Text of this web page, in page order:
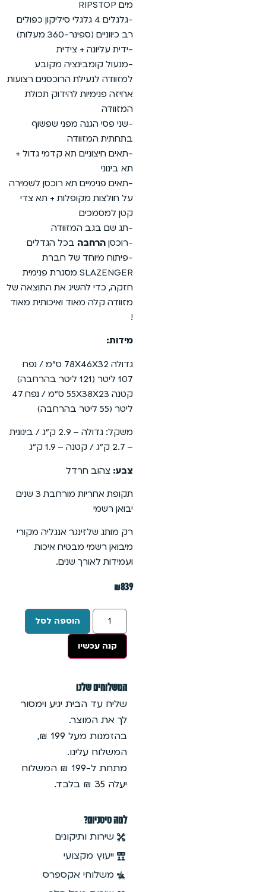
-גלגלים 4 גלגלי סיליקון כפולים
רב כיווניים (ספינר-360 מעלות)
-ידית עליונה + צידית
-מנעול קומבינציה מקובע
למזוודה לנעילת הרוכסנים רצועות
אחיזה פנימיות להידוק תכולת
-שני פסי הגנה מפני שפשוף
בתחתית המזוודה
-תאים חיצוניים תא קדמי גדול +
-תאים פנימיים תא רוכסן לשמירה
על חולצות מקופלות + תא צדי
קטן למסמכים
-תג שם בגב המזוודה
הרחבהבכל הגדלים
-פיתוח מיוחד של חברת
SLAZENGER מסגרת פנימית
חזקה, כדי להשיג את התוצאה של
מזוודה קלה מאוד ואיכותית מאוד
גדולה 78X46X32 ס”מ / נפח
קטנה 55X38X23 ס”מ / נפח 47
משקל: גדולה – 2.9 ק”ג / בינונית
צהוב חרדל
תקופת אחריות מורחבת 3 שנים
יבואן רשמי
רק מותג שלזינגר אנגליה מקורי
מיבואן רשמי מבטיח איכות
ועמידות לאורך שנים.
הוספה לסל
קנה עכשיו
המשלוחים שלנו
שליח עד הבית יגיע וימסור
לך את המוצר.
בהזמנות מעל 199 ₪,
המשלוח עלינו.
מתחת ל-199 ₪ המשלוח
למה טיטניום?
שירות ותיקונים
ייעוץ מקצועי
משלוחי אקספרס